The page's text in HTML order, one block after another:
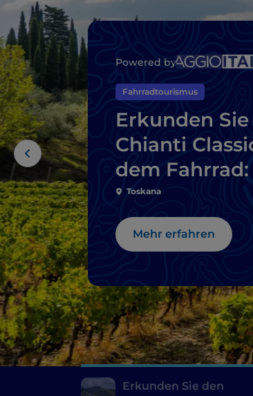
Powered by
Fahrradtourismus
Erkunden
Chianti
dem
Route durch
Weinkeller
Toskana
Mehr erfahren
Erkunden Sie den